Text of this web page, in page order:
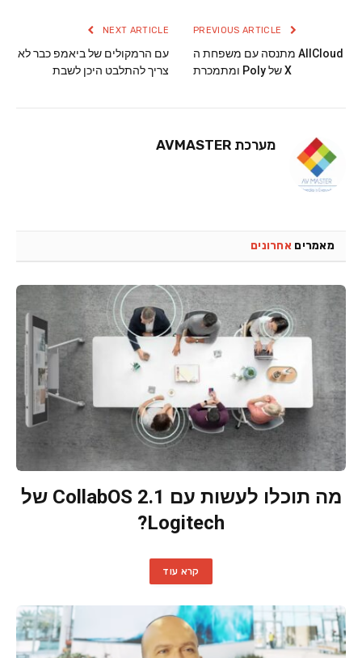
AllCloud מתנסה עם משפחת ה
X של Poly ומתמכרת
NEXT ARTICLE
עם הרמקולים של ביאמפ כבר לא
צריך להתלבט היכן לשבת
מערכת AVMASTER
מאמרים אחרונים
מה תוכלו לעשות עם CollabOS 2.1 של
Logitech?
קרא עוד